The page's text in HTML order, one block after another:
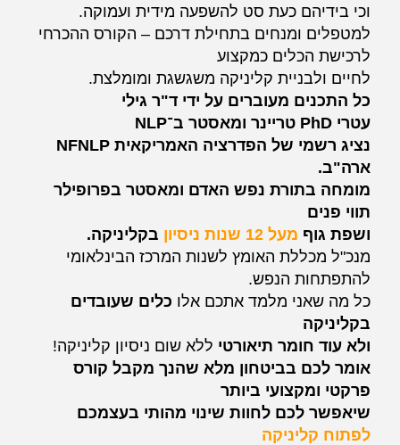
וכי בידיהם כעת סט להשפעה מידית ועמוקה.
למטפלים ומנחים בתחילת דרכם – הקורס ההכרחי
לרכישת הכלים כמקצוע
לחיים ולבניית קליניקה משגשגת ומומלצת.
כל התכנים מעוברים על ידי ד"ר גילי
עטרי PhD טריינר ומאסטר ב־NLP
נציג רשמי של
הפדרציה האמריקאית NFNLP
ארה"ב.
מומחה בתורת נפש האדם ומאסטר בפרופילר
תווי פנים
ושפת גוף מעל 12 שנות ניסיון
בקליניקה.
מנכ"ל מכללת האומץ לשנות המרכז הבינלאומי
להתפתחות הנפש.
כל מה שאני מלמד אתכם אלו כלים שעובדים
בקליניקה
ולא עוד חומר תיאורטי ללא שום ניסיון קליניקה!
אומר לכם בביטחון מלא שהנך מקבל קורס
פרקטי ומקצועי ביותר
שיאפשר לכם לחוות שינוי מהותי בעצמכם
לפתוח קליניקה